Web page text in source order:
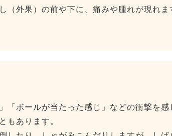
（外果）の前や下に、痛みや腫れが現れま
「ボールが当たった感じ」などの衝撃を
もあります。